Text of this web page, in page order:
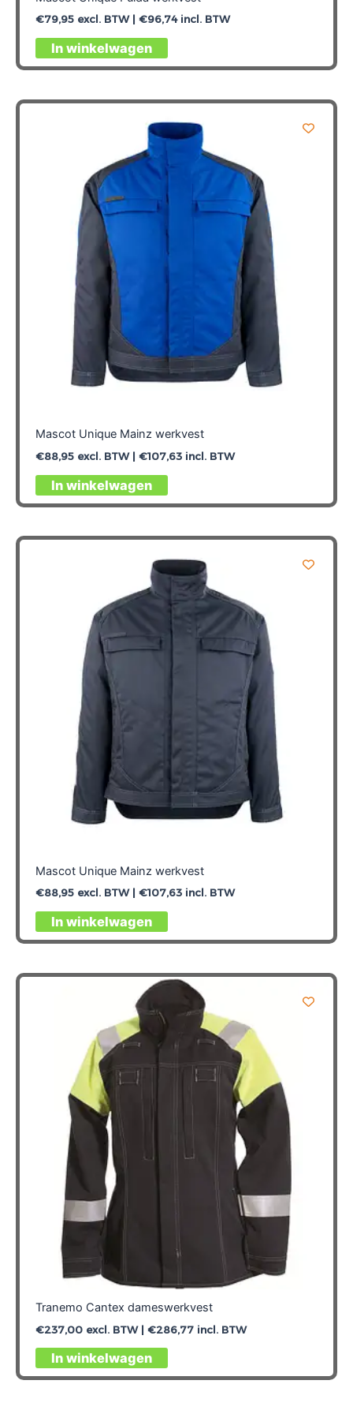
€79,95excl. BTW | €96,74incl. BTW
In winkelwagen
Dit
product
meerdere
Deze
optie
kan
gekozen
worden
op
productpagina
Mascot Unique Mainz werkvest
€88,95excl. BTW | €107,63incl. BTW
In winkelwagen
Dit
product
meerdere
Deze
optie
kan
gekozen
worden
productpagina
Mascot Unique Mainz werkvest
€88,95excl. BTW | €107,63incl. BTW
In winkelwagen
Dit
product
meerdere
variaties.
Deze
kan
gekozen
worden
productpagina
Tranemo Cantex dameswerkvest
€237,00excl. BTW | €286,77incl. BTW
In winkelwagen
Dit
product